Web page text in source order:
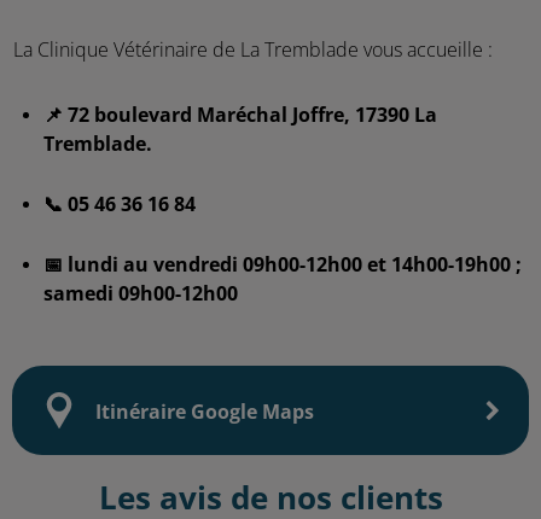
La Clinique Vétérinaire de La Tremblade vous accueille :
📌 72 boulevard Maréchal Joffre, 17390 La
Tremblade.
📞 05 46 36 16 84
📅 lundi au vendredi 09h00-12h00 et 14h00-19h00 ;
samedi 09h00-12h00
Itinéraire Google Maps
Les avis de nos clients